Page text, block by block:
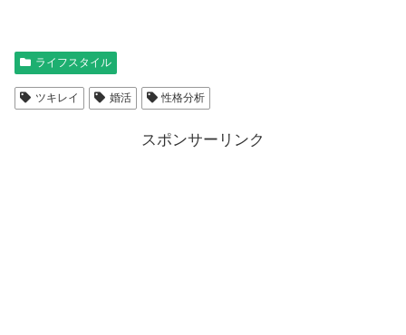
ライフスタイル
ツキレイ 婚活 性格分析
スポンサーリンク